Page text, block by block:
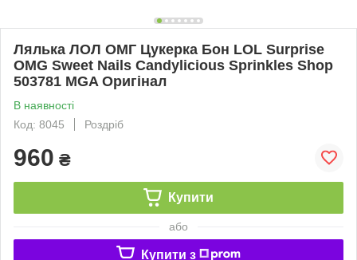
Лялька ЛОЛ ОМГ Цукерка Бон LOL Surprise
OMG Sweet Nails Candylicious Sprinkles Shop
503781 MGA Оригінал
В наявності
Код: 8045
Роздріб
960 ₴
Купити
або
Купити з